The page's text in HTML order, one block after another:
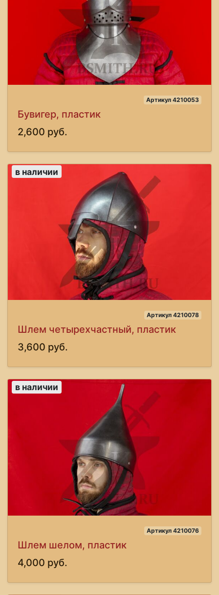
Артикул 4210053
Бувигер, пластик
2,600 руб.
в наличии
Артикул 4210078
Шлем четырехчастный, пластик
3,600 руб.
в наличии
Артикул 4210076
Шлем шелом, пластик
4,000 руб.